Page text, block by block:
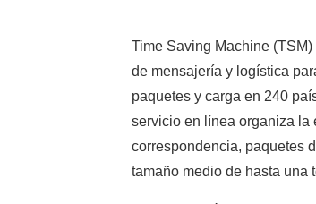
Shipping to Germany
Shipping to France
Shipping to Italy
All Shipping Routes →
Time Saving Machine
de mensajería y logística
paquetes y carga en 240
servicio en línea organiza la
correspondencia, paquetes
tamaño medio de hasta una